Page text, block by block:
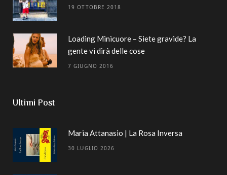
19 OTTOBRE 2018
Loading Minicuore – Siete gravide? La
gente vi dirà delle cose
7 GIUGNO 2016
Ultimi Post
Maria Attanasio | La Rosa Inversa
30 LUGLIO 2026